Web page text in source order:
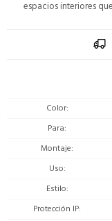
espacios interiores
Color
Para
Montaje
Uso
Estilo
Protección IP